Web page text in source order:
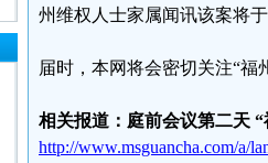
州维权人士家属闻讯该案将
届时，本网将会密切关注“福
相关报道：庭前会议第二天
http://www.msguancha.com/a/